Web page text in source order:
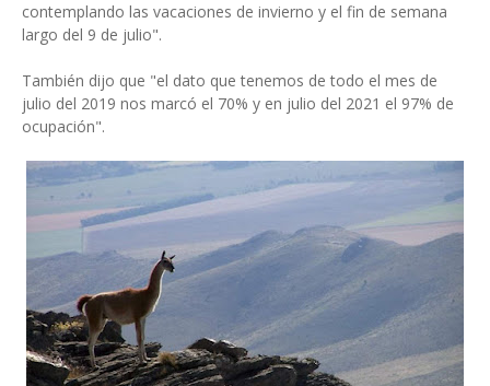
contemplando las vacaciones de invierno y el fin de semana
largo del 9 de julio".
También dijo que "el dato que tenemos de todo el mes de
julio del 2019 nos marcó el 70% y en julio del 2021 el 97% de
ocupación".